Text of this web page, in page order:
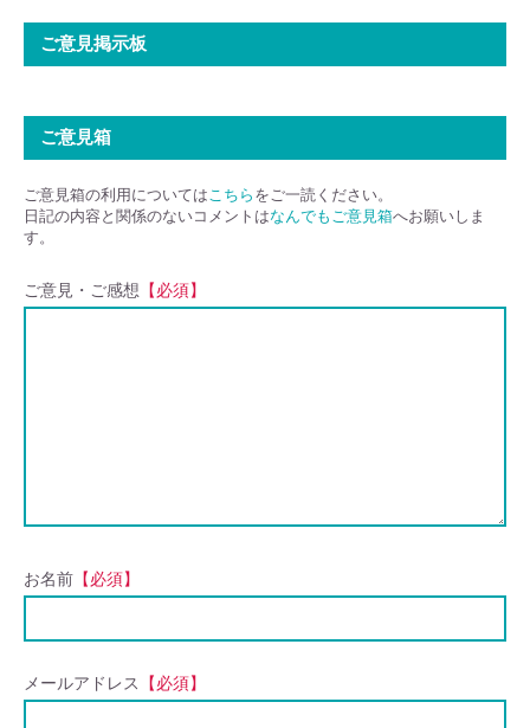
ご意見掲示板
ご意見箱
ご意見箱の利用についてはこちら をご一読ください。
日記の内容と関係のないコメントはなんでもご意見箱へお願いしま
す。
ご意見・ご感想 【必須】
お名前 【必須】
メールアドレス 【必須】